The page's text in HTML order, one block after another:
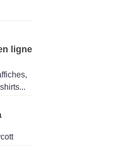
ligne